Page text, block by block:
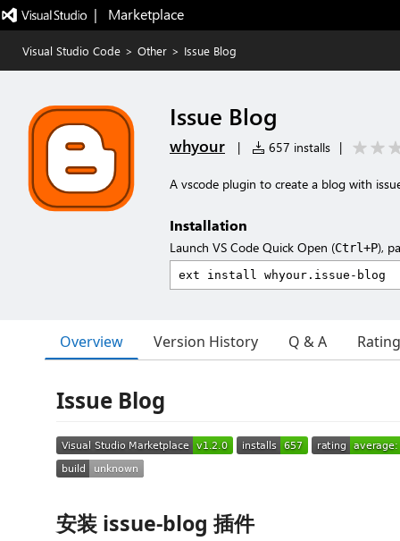
|   Marketplace
Visual Studio Code > Other > Issue Blog
Issue Blog
whyour | 657 installs |
A vscode plugin to create a blog with
Installation
Launch VS Code Quick Open (Ctrl+P),
Overview Version History Q & A
Issue Blog
安装 issue-blog 插件